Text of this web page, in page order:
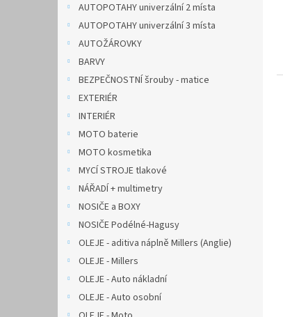
AUTOPOTAHY univerzální 2 místa
AUTOPOTAHY univerzální 3 místa
AUTOŽÁROVKY
BARVY
BEZPEČNOSTNÍ šrouby - matice
EXTERIÉR
INTERIÉR
MOTO baterie
MOTO kosmetika
MYCÍ STROJE tlakové
NÁŘADÍ + multimetry
NOSIČE a BOXY
NOSIČE Podélné-Hagusy
OLEJE - aditiva náplně Millers (Anglie)
OLEJE - Millers
OLEJE - Auto nákladní
OLEJE - Auto osobní